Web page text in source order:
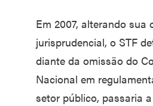
Em 2007, alterando sua
jurisprudencial, o STF
diante da omissão do
Nacional em
setor público, passaria